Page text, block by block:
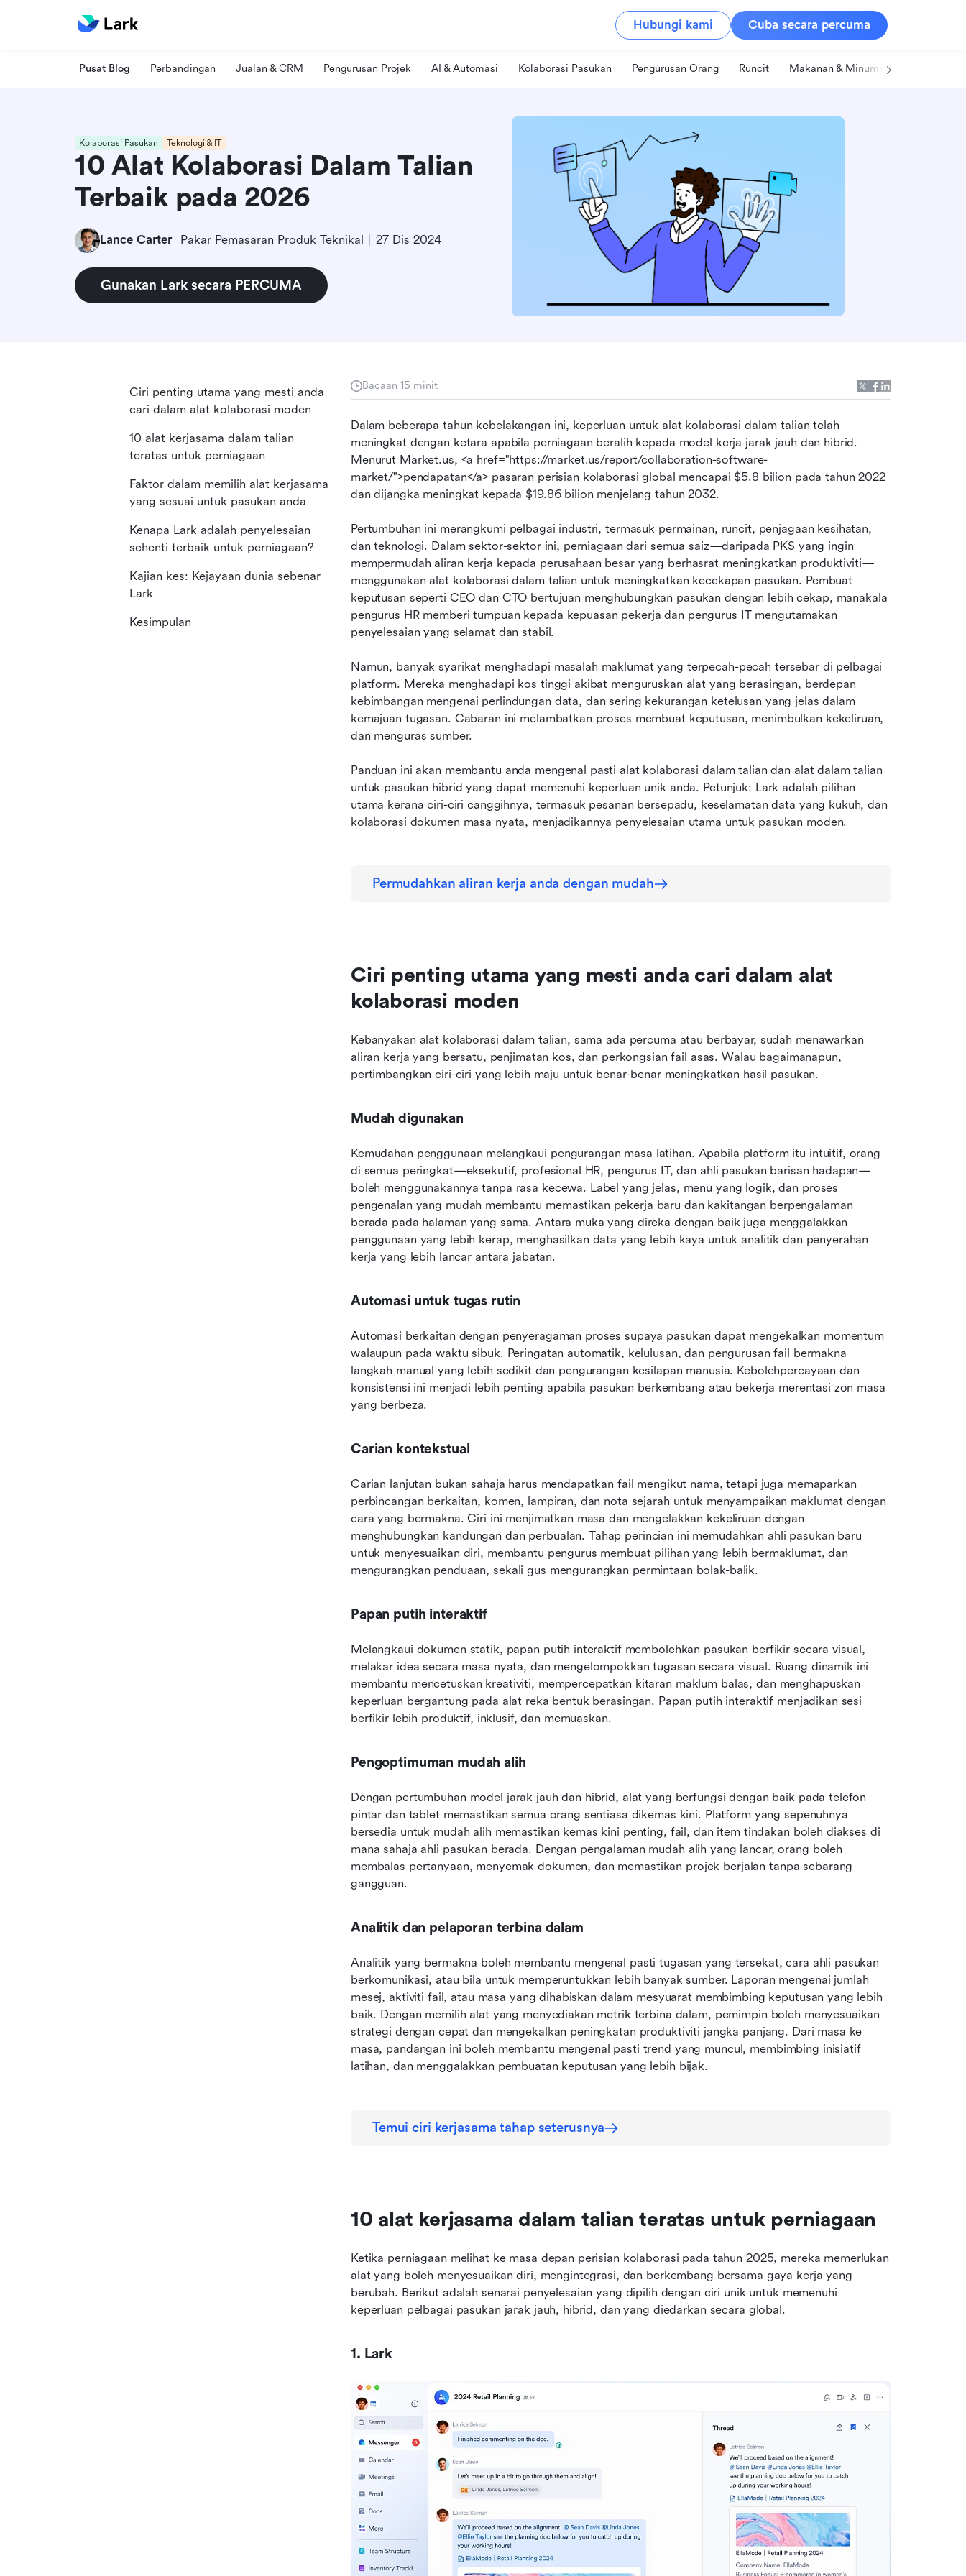
Hubungi kami Cuba secara percuma
Pusat Blog Perbandingan Jualan & CRM Pengurusan Projek AI & Automasi Kolaborasi Pasukan Pengurusan Orang Runcit Makanan & Minuman
Kolaborasi Pasukan Teknologi & IT
10 Alat Kolaborasi Dalam Talian
Terbaik pada 2026
Lance Carter Pakar Pemasaran Produk Teknikal 27 Dis 2024
Gunakan Lark secara PERCUMA
Bacaan 15 minit
Dalam beberapa tahun kebelakangan ini, keperluan untuk alat kolaborasi dalam talian telah
meningkat dengan ketara apabila perniagaan beralih kepada model kerja jarak jauh dan hibrid.
Menurut Market.us, <a href="https://market.us/report/collaboration-software-
market/">pendapatan</a> pasaran perisian kolaborasi global mencapai $5.8 bilion pada tahun 2022
dan dijangka meningkat kepada $19.86 bilion menjelang tahun 2032.
Pertumbuhan ini merangkumi pelbagai industri, termasuk permainan, runcit, penjagaan kesihatan,
dan teknologi. Dalam sektor-sektor ini, perniagaan dari semua saiz—daripada PKS yang ingin
mempermudah aliran kerja kepada perusahaan besar yang berhasrat meningkatkan produktiviti—
menggunakan alat kolaborasi dalam talian untuk meningkatkan kecekapan pasukan. Pembuat
keputusan seperti CEO dan CTO bertujuan menghubungkan pasukan dengan lebih cekap, manakala
pengurus HR memberi tumpuan kepada kepuasan pekerja dan pengurus IT mengutamakan
penyelesaian yang selamat dan stabil.
Namun, banyak syarikat menghadapi masalah maklumat yang terpecah-pecah tersebar di pelbagai
platform. Mereka menghadapi kos tinggi akibat menguruskan alat yang berasingan, berdepan
kebimbangan mengenai perlindungan data, dan sering kekurangan ketelusan yang jelas dalam
kemajuan tugasan. Cabaran ini melambatkan proses membuat keputusan, menimbulkan kekeliruan,
dan menguras sumber.
Panduan ini akan membantu anda mengenal pasti alat kolaborasi dalam talian dan alat dalam talian
untuk pasukan hibrid yang dapat memenuhi keperluan unik anda. Petunjuk: Lark adalah pilihan
utama kerana ciri-ciri canggihnya, termasuk pesanan bersepadu, keselamatan data yang kukuh, dan
kolaborasi dokumen masa nyata, menjadikannya penyelesaian utama untuk pasukan moden.
Permudahkan aliran kerja anda dengan mudah
Ciri penting utama yang mesti anda cari dalam alat
kolaborasi moden
Kebanyakan alat kolaborasi dalam talian, sama ada percuma atau berbayar, sudah menawarkan
aliran kerja yang bersatu, penjimatan kos, dan perkongsian fail asas. Walau bagaimanapun,
pertimbangkan ciri-ciri yang lebih maju untuk benar-benar meningkatkan hasil pasukan.
Mudah digunakan
Kemudahan penggunaan melangkaui pengurangan masa latihan. Apabila platform itu intuitif, orang
di semua peringkat—eksekutif, profesional HR, pengurus IT, dan ahli pasukan barisan hadapan—
boleh menggunakannya tanpa rasa kecewa. Label yang jelas, menu yang logik, dan proses
pengenalan yang mudah membantu memastikan pekerja baru dan kakitangan berpengalaman
berada pada halaman yang sama. Antara muka yang direka dengan baik juga menggalakkan
penggunaan yang lebih kerap, menghasilkan data yang lebih kaya untuk analitik dan penyerahan
kerja yang lebih lancar antara jabatan.
Automasi untuk tugas rutin
Automasi berkaitan dengan penyeragaman proses supaya pasukan dapat mengekalkan momentum
walaupun pada waktu sibuk. Peringatan automatik, kelulusan, dan pengurusan fail bermakna
langkah manual yang lebih sedikit dan pengurangan kesilapan manusia. Kebolehpercayaan dan
konsistensi ini menjadi lebih penting apabila pasukan berkembang atau bekerja merentasi zon masa
yang berbeza.
Carian kontekstual
Carian lanjutan bukan sahaja harus mendapatkan fail mengikut nama, tetapi juga memaparkan
perbincangan berkaitan, komen, lampiran, dan nota sejarah untuk menyampaikan maklumat dengan
cara yang bermakna. Ciri ini menjimatkan masa dan mengelakkan kekeliruan dengan
menghubungkan kandungan dan perbualan. Tahap perincian ini memudahkan ahli pasukan baru
untuk menyesuaikan diri, membantu pengurus membuat pilihan yang lebih bermaklumat, dan
mengurangkan penduaan, sekali gus mengurangkan permintaan bolak-balik.
Papan putih interaktif
Melangkaui dokumen statik, papan putih interaktif membolehkan pasukan berfikir secara visual,
melakar idea secara masa nyata, dan mengelompokkan tugasan secara visual. Ruang dinamik ini
membantu mencetuskan kreativiti, mempercepatkan kitaran maklum balas, dan menghapuskan
keperluan bergantung pada alat reka bentuk berasingan. Papan putih interaktif menjadikan sesi
berfikir lebih produktif, inklusif, dan memuaskan.
Pengoptimuman mudah alih
Dengan pertumbuhan model jarak jauh dan hibrid, alat yang berfungsi dengan baik pada telefon
pintar dan tablet memastikan semua orang sentiasa dikemas kini. Platform yang sepenuhnya
bersedia untuk mudah alih memastikan kemas kini penting, fail, dan item tindakan boleh diakses di
mana sahaja ahli pasukan berada. Dengan pengalaman mudah alih yang lancar, orang boleh
membalas pertanyaan, menyemak dokumen, dan memastikan projek berjalan tanpa sebarang
gangguan.
Analitik dan pelaporan terbina dalam
Analitik yang bermakna boleh membantu mengenal pasti tugasan yang tersekat, cara ahli pasukan
berkomunikasi, atau bila untuk memperuntukkan lebih banyak sumber. Laporan mengenai jumlah
mesej, aktiviti fail, atau masa yang dihabiskan dalam mesyuarat membimbing keputusan yang lebih
baik. Dengan memilih alat yang menyediakan metrik terbina dalam, pemimpin boleh menyesuaikan
strategi dengan cepat dan mengekalkan peningkatan produktiviti jangka panjang. Dari masa ke
masa, pandangan ini boleh membantu mengenal pasti trend yang muncul, membimbing inisiatif
latihan, dan menggalakkan pembuatan keputusan yang lebih bijak.
Temui ciri kerjasama tahap seterusnya
10 alat kerjasama dalam talian teratas untuk perniagaan
Ketika perniagaan melihat ke masa depan perisian kolaborasi pada tahun 2025, mereka memerlukan
alat yang boleh menyesuaikan diri, mengintegrasi, dan berkembang bersama gaya kerja yang
berubah. Berikut adalah senarai penyelesaian yang dipilih dengan ciri unik untuk memenuhi
keperluan pelbagai pasukan jarak jauh, hibrid, dan yang diedarkan secara global.
1. Lark
Ciri penting utama yang mesti anda
cari dalam alat kolaborasi moden
10 alat kerjasama dalam talian
teratas untuk perniagaan
Faktor dalam memilih alat kerjasama
yang sesuai untuk pasukan anda
Kenapa Lark adalah penyelesaian
sehenti terbaik untuk perniagaan?
Kajian kes: Kejayaan dunia sebenar
Lark
Kesimpulan